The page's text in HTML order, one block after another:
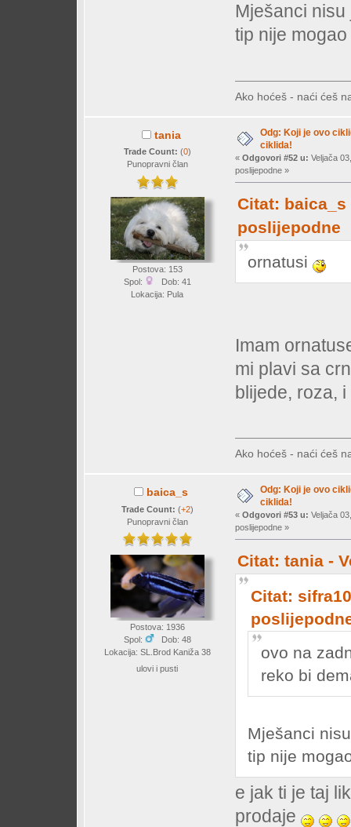
Mješanci
tip nije
Ako hoćeš - naći ćeš
tania
Trade Count: (0)
Punopravni član
Postova: 153
Spol:
Dob: 41
Lokacija: Pula
Odg: Koji je ovo
ciklida!
« Odgovori #52 u: Veljača
poslijepodne »
Citat: baica_s
poslijepodne
ornatusi
Imam
mi plavi sa
blijede, roza,
Ako hoćeš - naći ćeš
baica_s
Trade Count: (+2)
Punopravni član
Postova: 1936
Spol:
Dob: 48
Lokacija: SL.Brod Kaniža 38
ulovi i pusti
Odg: Koji je ovo
ciklida!
« Odgovori #53 u: Veljača
poslijepodne »
Citat: tania -
Citat:
ovo na
reko bi
Mješanci
tip nije
e jak ti je taj
prodaje